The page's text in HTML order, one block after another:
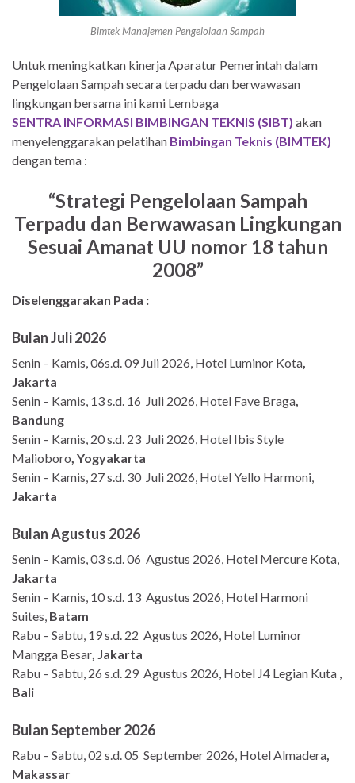
Bimtek Manajemen Pengelolaan Sampah
Untuk meningkatkan kinerja Aparatur Pemerintah dalam
Pengelolaan Sampah secara terpadu dan berwawasan
lingkungan bersama ini kami Lembaga
SENTRA INFORMASI BIMBINGAN TEKNIS (SIBT) akan
menyelenggarakan pelatihan Bimbingan Teknis (BIMTEK)
dengan tema :
“Strategi Pengelolaan Sampah
Terpadu dan Berwawasan Lingkungan
Sesuai Amanat UU nomor 18 tahun
2008”
Diselenggarakan Pada :
Bulan Juli 2026
Senin – Kamis, 06s.d. 09 Juli 2026, Hotel Luminor Kota,
Jakarta
Senin – Kamis, 13 s.d. 16 Juli 2026, Hotel Fave Braga,
Bandung
Senin – Kamis, 20 s.d. 23 Juli 2026, Hotel Ibis Style
Malioboro, Yogyakarta
Senin – Kamis, 27 s.d. 30 Juli 2026, Hotel Yello Harmoni,
Jakarta
Bulan Agustus 2026
Senin – Kamis, 03 s.d. 06 Agustus 2026, Hotel Mercure Kota,
Jakarta
Senin – Kamis, 10 s.d. 13 Agustus 2026, Hotel Harmoni
Suites, Batam
Rabu – Sabtu, 19 s.d. 22 Agustus 2026, Hotel Luminor
Mangga Besar, Jakarta
Rabu – Sabtu, 26 s.d. 29 Agustus 2026, Hotel J4 Legian Kuta ,
Bali
Bulan September 2026
Rabu – Sabtu, 02 s.d. 05 September 2026, Hotel Almadera,
Makassar